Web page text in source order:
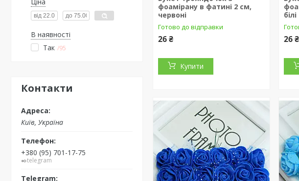
В наявності
Так 95
Контакти
Київ, Україна
+380 (95) 701-17-75
✒️telegram
фоамірану в фатині 2 см,
червоні
Готово до відправки
26 ₴
Купити
білі
26 ₴